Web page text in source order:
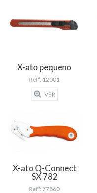
X-ato pequeno
Refª: 12001
VER
X-ato Q-Connect
SX 782
Refª: 77860